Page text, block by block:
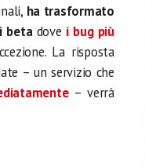
ha trasformato
betadove i bug più
La risposta
– un servizio che
– verrà